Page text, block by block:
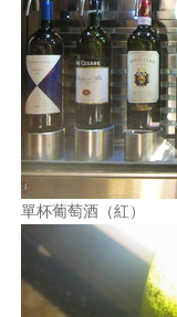
單杯葡萄酒（紅）